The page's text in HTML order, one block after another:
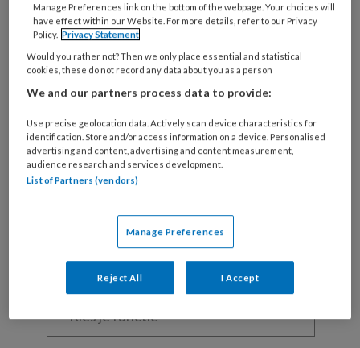
Wil je dit artikel lezen?
Maak gratis een account aan en lees 2
artikelen gratis per maand
Al een account of abonnement? Log dan in
Wat
is
wachtwoord* *
Kies
Manage Preferences link on the bottom of the webpage. Your choices will
have effect within our Website. For more details, refer to our Privacy
Policy. Privacy Statement
Would you rather not? Then we only place essential and statistical
cookies, these do not record any data about you as a person
We and our partners process data to provide:
Use precise geolocation data. Actively scan device characteristics for
identification. Store and/or access information on a device. Personalised
advertising and content, advertising and content measurement,
audience research and services development.
List of Partners (vendors)
Manage Preferences
Reject All I Accept